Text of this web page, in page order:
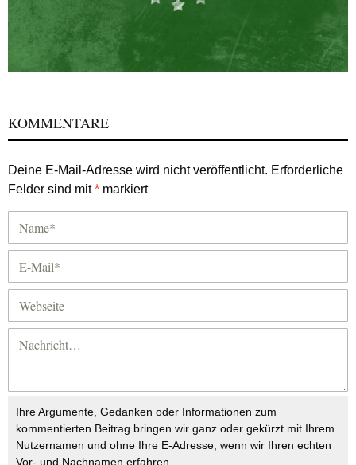
KOMMENTARE
Deine E-Mail-Adresse wird nicht veröffentlicht. Erforderliche
Felder sind mit* markiert
Ihre Argumente, Gedanken oder Informationen zum
kommentierten Beitrag bringen wir ganz oder gekürzt mit Ihrem
Nutzernamen und ohne Ihre E-Adresse, wenn wir Ihren echten
Vor- und Nachnamen erfahren.